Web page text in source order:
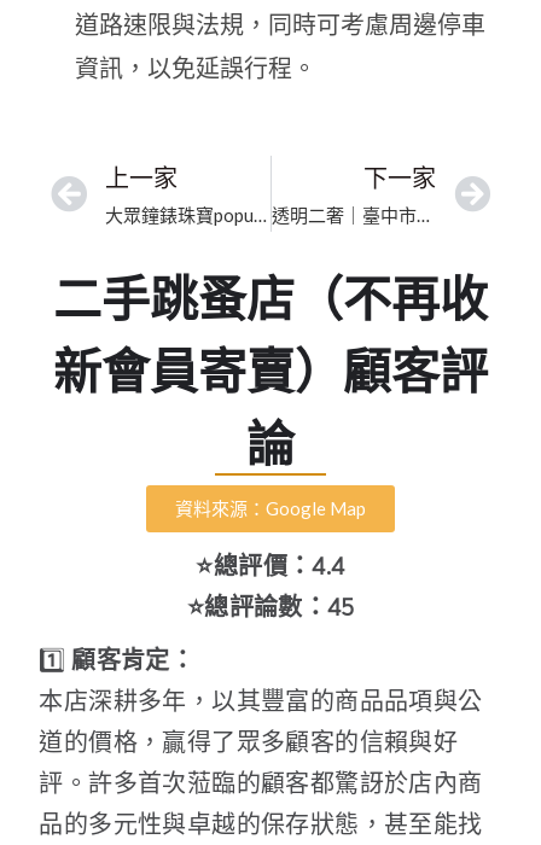
道路速限與法規，同時可考慮周邊停車
資訊，以免延誤行程。
上一家
大眾鐘錶珠寶popular/高價收購各國名錶.珠寶/國外代購全新名錶｜新竹市精品高價收購｜誠信專業買賣保值
下一家
透明二奢｜臺中市精品專業鑑定｜行家信賴的優質首選
二手跳蚤店（不再收
新會員寄賣）顧客評
論
資料來源：Google Map
⭐總評價：4.4
⭐總評論數：45
1️⃣ 顧客肯定：
本店深耕多年，以其豐富的商品品項與公
道的價格，贏得了眾多顧客的信賴與好
評。許多首次蒞臨的顧客都驚訝於店內商
品的多元性與卓越的保存狀態，甚至能找